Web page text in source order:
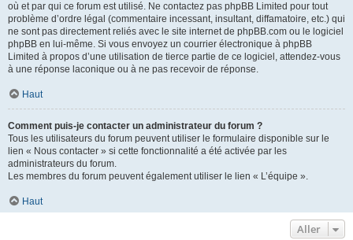
où et par qui ce forum est utilisé. Ne contactez pas phpBB Limited pour tout
problème d’ordre légal (commentaire incessant, insultant, diffamatoire, etc.) qui
ne sont pas directement reliés avec le site internet de phpBB.com ou le logiciel
phpBB en lui-même. Si vous envoyez un courrier électronique à phpBB
Limited à propos d’une utilisation de tierce partie de ce logiciel, attendez-vous
à une réponse laconique ou à ne pas recevoir de réponse.
Haut
Comment puis-je contacter un administrateur du forum ?
Tous les utilisateurs du forum peuvent utiliser le formulaire disponible sur le
lien « Nous contacter » si cette fonctionnalité a été activée par les
administrateurs du forum.
Les membres du forum peuvent également utiliser le lien « L’équipe ».
Haut
Aller